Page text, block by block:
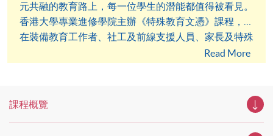
元共融的教育路上，每一位學生的潛能都值得被看見。
香港大學專業進修學院主辦《特殊教育文憑》課程，旨
在裝備教育工作者、社工及前線支援人員、家長及特殊
學習需要學童的照顧者，以專業知識與實務技巧，扶助
Read More
課程概覽